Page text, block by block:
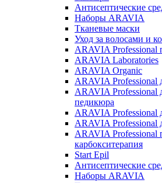
Антисептические
Наборы ARAVIA
Тканевые маски
Уход за волосами и
ARAVIA Professional
ARAVIA Laboratories
ARAVIA Organic
ARAVIA Professional
ARAVIA Professional
педикюра
ARAVIA Professional
ARAVIA Professional
ARAVIA Professional
карбокситерапия
Start Epil
Антисептические
Наборы ARAVIA